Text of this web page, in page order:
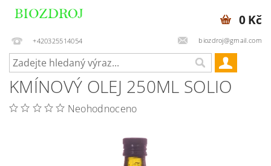
+420325514054 biozdroj@gmail.com
0 Kč
KMÍNOVÝ OLEJ 250ML SOLIO
Neohodnoceno